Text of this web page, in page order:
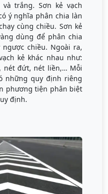
trắng. Sơn kẻ vạch
ý nghĩa phân chia làn
cùng chiều. Sơn kẻ
dùng để phân chia
chiều. Ngoài ra,
kẻ khác nhau như:
nét đứt, nét liền,… Mỗi
những quy định riêng
phương tiện phân biệt
định.